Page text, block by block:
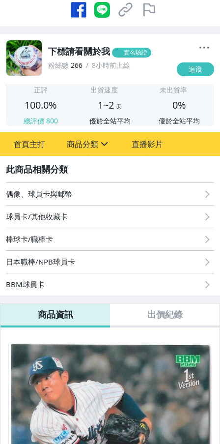
下標請看關於我 實名驗證
粉絲數 266 8小時前上線 追蹤
正評
100.0%
總評價 800
出貨速度
1~2 天
優於全站平均
未出貨率
0%
優於全站平均
首頁主打 商品分類
偶像、球員卡與郵幣
直播影片
偶像、球員卡與郵幣
球員卡/其他收藏卡
棒球卡/職棒卡
日本職棒/NPB球員卡
BBM球員卡
商品資訊 出價紀錄